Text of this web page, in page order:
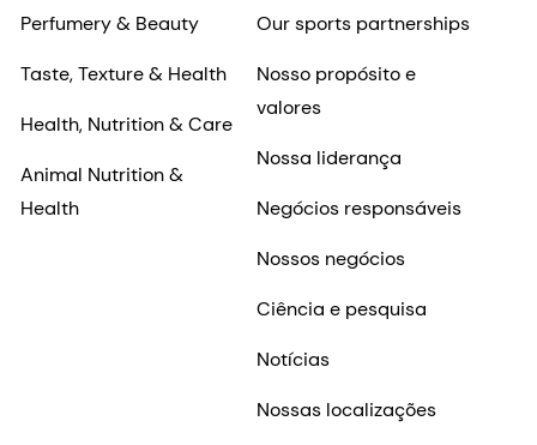
Perfumery & Beauty
Taste, Texture & Health
Health, Nutrition & Care
Animal Nutrition &
Health
Our sports partnerships
Nosso propósito e
valores
Nossa liderança
Negócios responsáveis
Nossos negócios
Ciência e pesquisa
Notícias
Nossas localizações